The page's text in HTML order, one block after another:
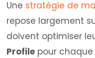
Une stratégie de
repose largement
doivent optimiser
Profile pour